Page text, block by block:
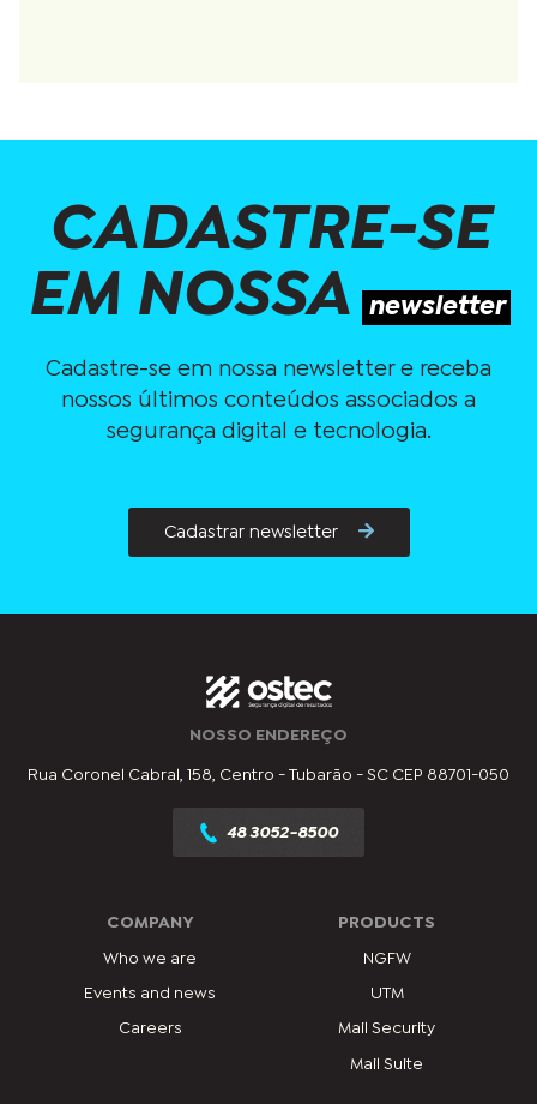
CADASTRE-SE
EM NOSSA newsletter
Cadastre-se em nossa newsletter e receba
nossos últimos conteúdos associados a
segurança digital e tecnologia.
Cadastrar newsletter
NOSSO ENDEREÇO
Rua Coronel Cabral, 158, Centro - Tubarão - SC CEP 88701-050
48 3052-8500
COMPANY
Who we are
Events and news
Careers
PRODUCTS
NGFW
UTM
Mail Security
Mail Suite